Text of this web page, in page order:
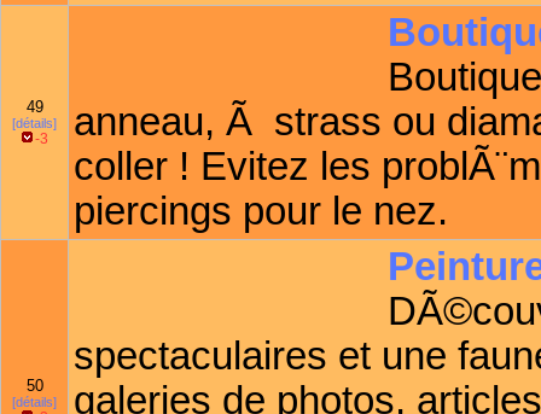
49
[détails]
-3
anneau, Ã strass ou
coller ! Evitez les
piercings pour le nez.
50
[détails]
spectaculaires et une
galeries de photos,